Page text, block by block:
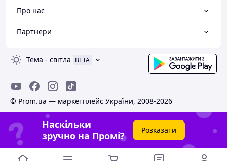
Про нас
Партнери
Тема - світла BETA
© Prom.ua — маркетплейс України, 2008-2026
Наскільки
зручно на Промі?
Розказати